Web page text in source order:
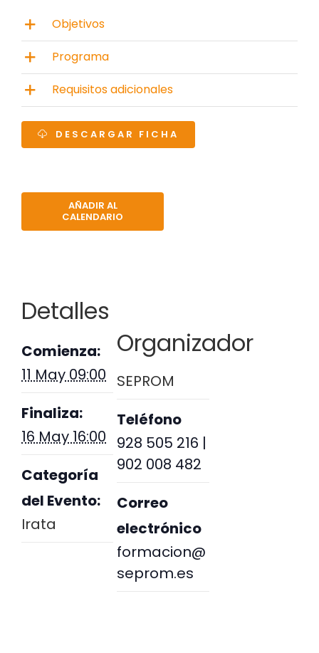
Objetivos
Programa
Requisitos adicionales
DESCARGAR FICHA
AÑADIR AL
CALENDARIO
Detalles
Comienza:
11 May 09:00
Finaliza:
16 May 16:00
Categoría
del Evento:
Irata
Organizador
SEPROM
Teléfono
928 505 216 |
902 008 482
Correo
electrónico
formacion@
seprom.es